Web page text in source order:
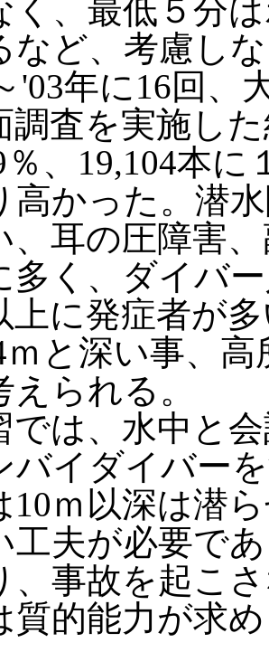
く、最低５分
など、考慮し
'03年に16回、
調査を実施し
％、19,104本
高かった。潜
、耳の圧障害
多く、ダイバ
上に発症者が
ｍと深い事、
えられる。
では、水中と
バイダイバー
10ｍ以深は潜
工夫が必要で
、事故を起こ
質的能力が求